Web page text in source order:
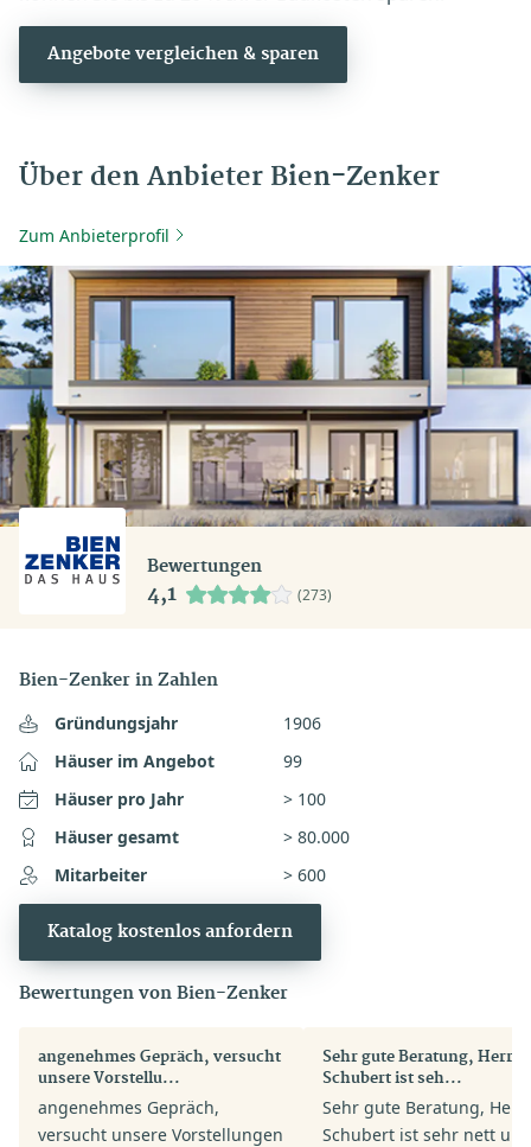
Angebote vergleichen & sparen
Über den Anbieter Bien-Zenker
Zum Anbieterprofil
Bewertungen
4,1 (273)
Bien-Zenker in Zahlen
Gründungsjahr
1906
Häuser im Angebot
99
Häuser pro Jahr
> 100
Häuser gesamt
> 80.000
Mitarbeiter
> 600
Katalog kostenlos anfordern
Bewertungen von Bien-Zenker
angenehmes Gepräch, versucht
unsere Vorstellu...
angenehmes Gepräch,
versucht unsere Vorstellungen
Sehr gute Beratung, Herr
Schubert ist seh...
Sehr gute Beratung, Herr
Schubert ist sehr nett und